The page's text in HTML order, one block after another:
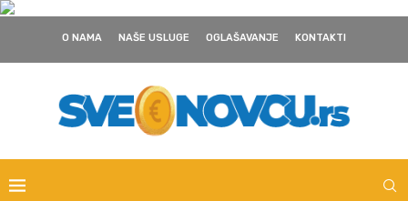
O NAMA NAŠE USLUGE OGLAŠAVANJE KONTAKTI